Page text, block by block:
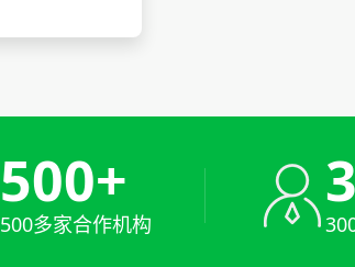
500+
500多家合作机构